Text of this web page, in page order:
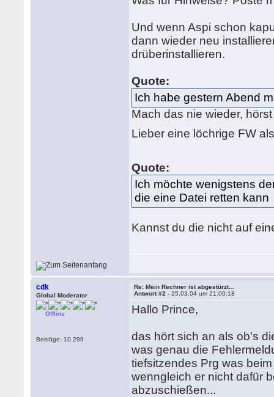
Und wenn Aspi schon
dann wieder neu
drüberinstallieren.
Quote:
Ich habe gestern Abend
Mach das nie wieder,
Lieber eine löchrige FW
Quote:
Ich möchte wenigstens
die eine Datei retten kann
Kannst du die nicht auf
cdk
Global Moderator
Offline
Beiträge: 10.299
Re: Mein Rechner ist abgestürzt...
Antwort #2 -25.03.04 um 21:00:18
Hallo Prince,
das hört sich an als ob's
was genau die
tiefsitzendes Prg was
wenngleich er nicht dafür
abzuschießen...